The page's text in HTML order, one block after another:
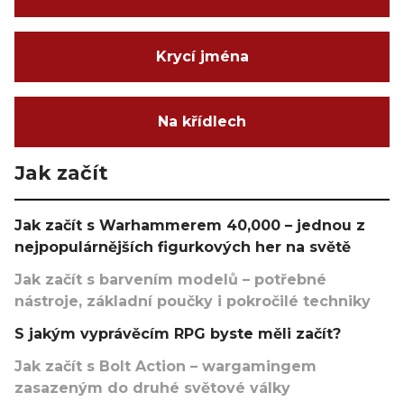
Krycí jména
Na křídlech
Jak začít
Jak začít s Warhammerem 40,000 – jednou z
nejpopulárnějších figurkových her na světě
Jak začít s barvením modelů – potřebné
nástroje, základní poučky i pokročilé techniky
S jakým vyprávěcím RPG byste měli začít?
Jak začít s Bolt Action – wargamingem
zasazeným do druhé světové války